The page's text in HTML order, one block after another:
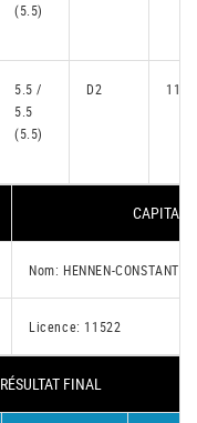
(5.5)
5.5 /
5.5
(5.5)
D2
Nom: HENNEN-
Licence: 11522
RÉSULTAT FINAL